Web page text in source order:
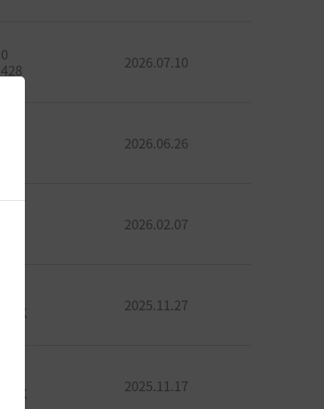
0
428
2026.07.10
2026.06.26
2026.02.07
1.1K
2025.11.27
1.3K
2025.11.17